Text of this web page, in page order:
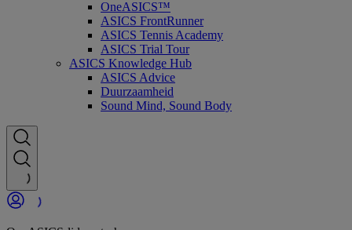
OneASICS™
ASICS FrontRunner
ASICS Tennis Academy
ASICS Trial Tour
ASICS Knowledge Hub
ASICS Advice
Duurzaamheid
Sound Mind, Sound Body